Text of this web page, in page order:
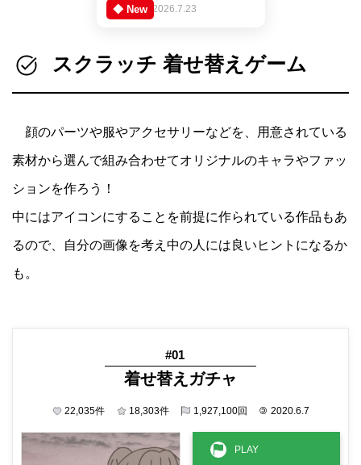
◆ New 2026.7.23
スクラッチ 着せ替えゲーム
顔のパーツや服やアクセサリーなどを、用意されている
素材から選んで組み合わせてオリジナルのキャラやファッ
ションを作ろう！
中にはアイコンにすることを前提に作られている作品もあ
るので、自分の画像を考え中の人には良いヒントになるか
も。
#01
着せ替えガチャ
22,035件 18,303件 1,927,100回 © 2020.6.7